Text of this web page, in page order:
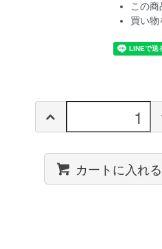
この商
買い物
カートに入れる